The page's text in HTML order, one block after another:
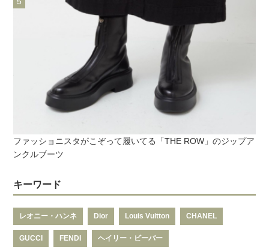
ファッショニスタがこぞって履いてる「THE ROW」のジップア
ンクルブーツ
キーワード
レオニー・ハンネ Dior Louis Vuitton CHANEL
GUCCI FENDI ヘイリー・ビーバー